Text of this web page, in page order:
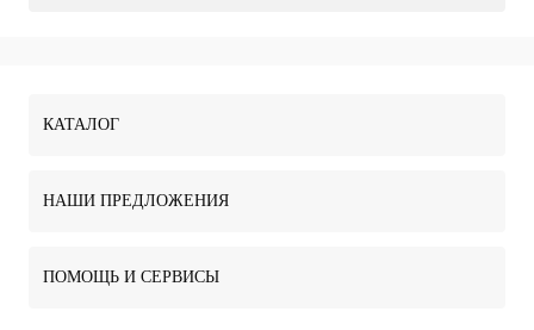
КАТАЛОГ
НАШИ ПРЕДЛОЖЕНИЯ
ПОМОЩЬ И СЕРВИСЫ